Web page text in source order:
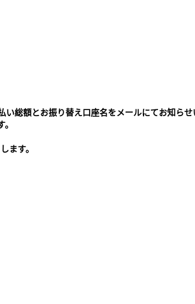
総額とお振り替え口座名をメールにてお知ら
ます。